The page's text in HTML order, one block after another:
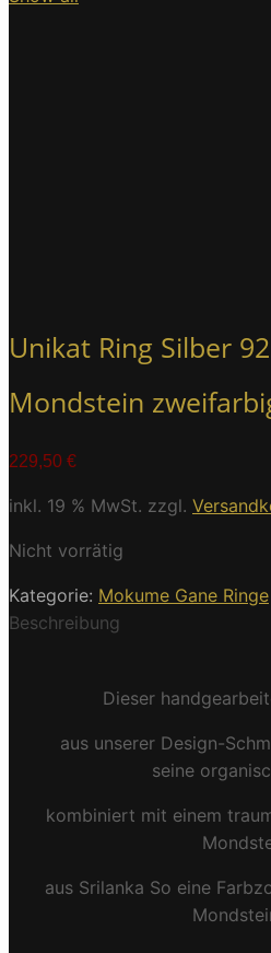
Unikat Ring Silber
Mondstein
229,50 €
inkl. 19 % MwSt. zzgl.
Nicht vorrätig
Kategorie: Mokume Gane Ringe
Beschreibung
Dieser
aus unserer Design-
seine
kombiniert mit einem
aus Srilanka So eine